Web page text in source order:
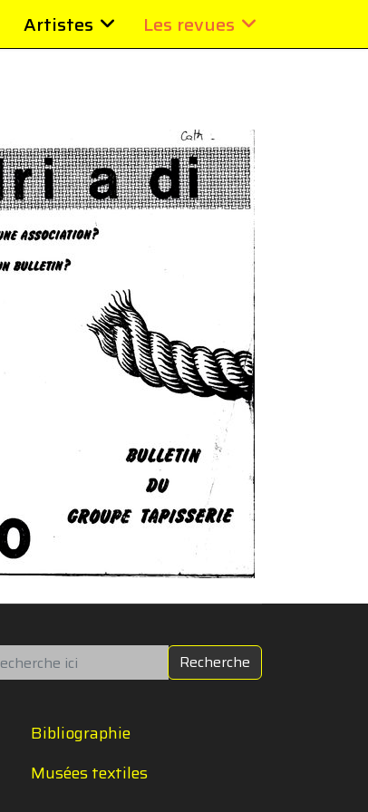
Artistes Les revues
Recherche
Bibliographie
Musées textiles